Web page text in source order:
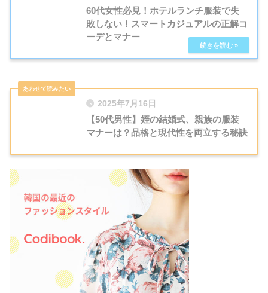
60代女性必見！ホテルランチ服装で失
敗しない！スマートカジュアルの正解コ
ーデとマナー
2025年7月16日
【50代男性】姪の結婚式、親族の服装
マナーは？品格と現代性を両立する秘訣